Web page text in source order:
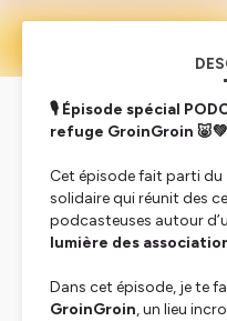
🎙 Épisode spécial
refuge GroinGroin 🐷💚
Cet épisode fait parti du
solidaire qui réunit des
podcasteuses autour
lumière des
Dans cet épisode, je te
GroinGroin, un lieu